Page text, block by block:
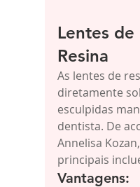
Lentes
Resina
As lentes de
diretamente
esculpidas
dentista. De
Annelisa
principais
Vantagens: